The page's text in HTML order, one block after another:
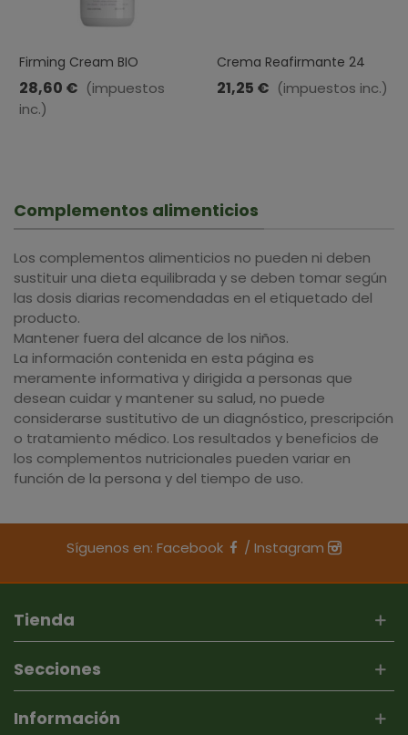
Firming Cream BIO
(Crema Reafirmante E
Hidratante) Mimesis
Sensations · Herbora ·
28,60 € (impuestos
inc.)
Crema Reafirmante 24
Horas · Ebers · 50 Ml
21,25 € (impuestos inc.)
Complementos alimenticios
Los complementos alimenticios no pueden ni deben
sustituir una dieta equilibrada y se deben tomar según
las dosis diarias recomendadas en el etiquetado del
producto.
Mantener fuera del alcance de los niños.
La información contenida en esta página es
meramente informativa y dirigida a personas que
desean cuidar y mantener su salud, no puede
considerarse sustitutivo de un diagnóstico, prescripción
o tratamiento médico. Los resultados y beneficios de
los complementos nutricionales pueden variar en
función de la persona y del tiempo de uso.
Síguenos en: Facebook / Instagram
Tienda
Secciones
Información